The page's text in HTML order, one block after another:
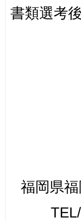
書類選考
福岡県